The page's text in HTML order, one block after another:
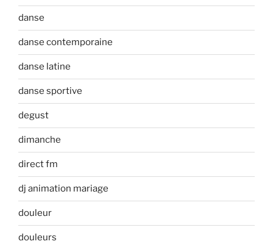
danse
danse contemporaine
danse latine
danse sportive
degust
dimanche
direct fm
dj animation mariage
douleur
douleurs